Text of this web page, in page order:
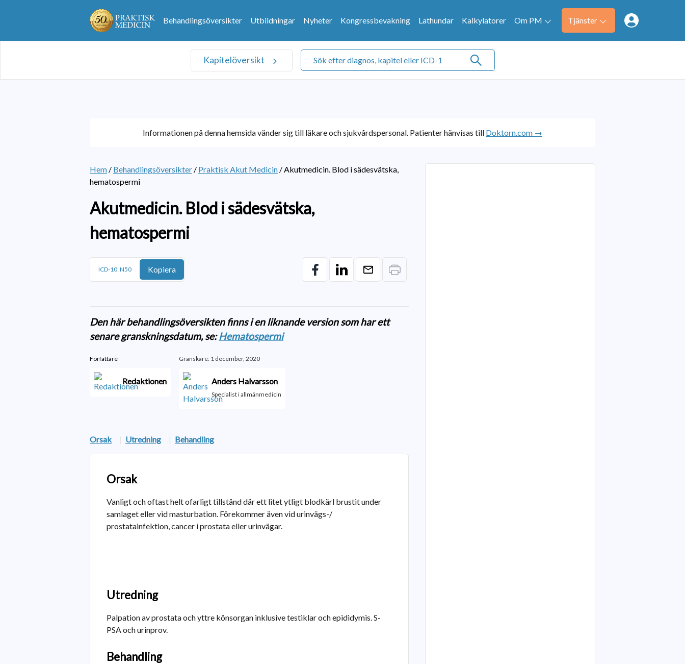
Behandlingsöversikter Utbildningar Nyheter Kongressbevakning Lathundar Kalkylatorer Om PM Tjänster
Kapitelöversikt
Informationen på denna hemsida vänder sig till läkare och sjukvårdspersonal. Patienter hänvisas till Doktorn.com →
Hem / Behandlingsöversikter / Praktisk Akut Medicin /Akutmedicin. Blod i sädesvätska,
hematospermi
Akutmedicin. Blod i sädesvätska,
hematospermi
ICD-10: N50 Kopiera
Den här behandlingsöversikten finns i en liknande version som har ett
senare granskningsdatum, se:Hematospermi
Författare
Redaktionen
Granskare: 1 december, 2020
Anders Halvarsson
Specialist i allmänmedicin
Orsak | Utredning | Behandling
Orsak
Vanligt och oftast helt ofarligt tillstånd där ett litet ytligt blodkärl brustit under
samlaget eller vid masturbation. Förekommer även vid urinvägs-/
prostatainfektion, cancer i prostata eller urinvägar.
Utredning
Palpation av prostata och yttre könsorgan inklusive testiklar och epididymis. S-
PSA och urinprov.
Behandling